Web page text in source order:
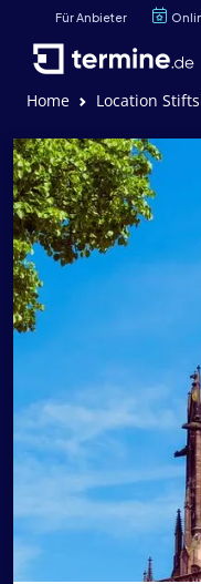
Für Anbieter
Home Location